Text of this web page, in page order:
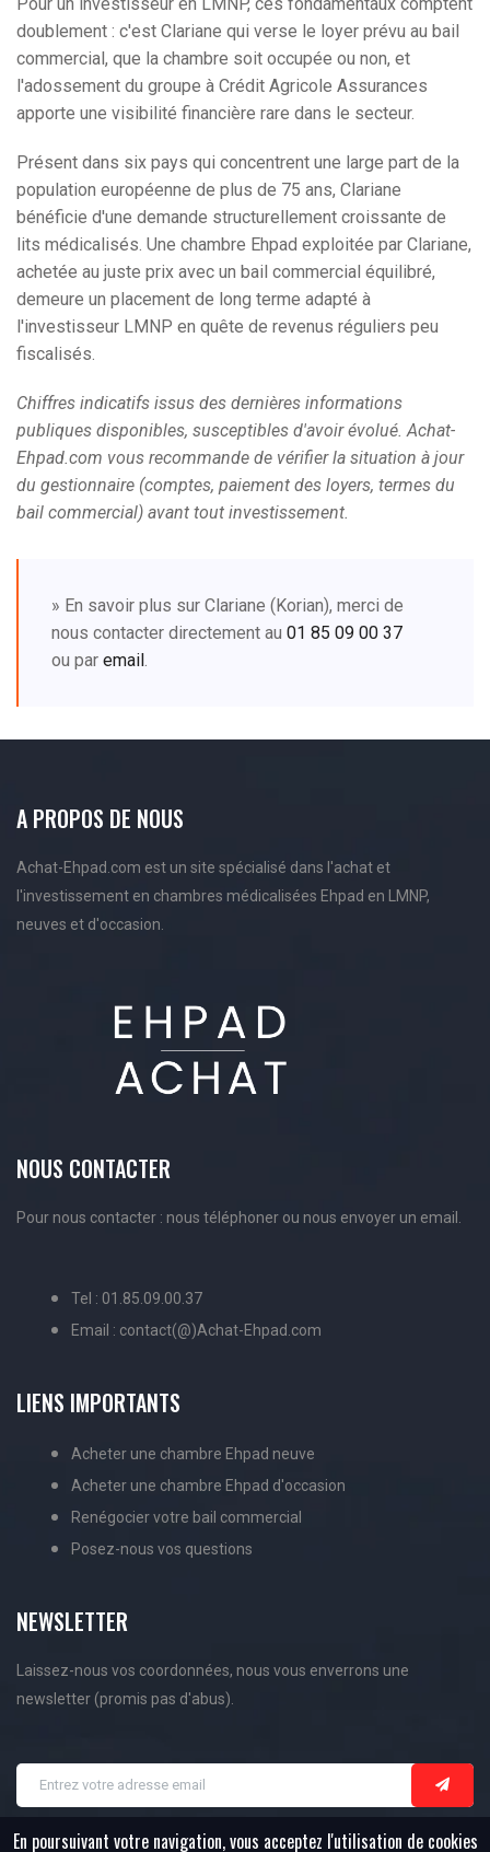
doublement : c'est Clariane qui verse le loyer prévu au bail
commercial, que la chambre soit occupée ou non, et
l'adossement du groupe à Crédit Agricole Assurances
apporte une visibilité financière rare dans le secteur.
Présent dans six pays qui concentrent une large part de la
population européenne de plus de 75 ans, Clariane
bénéficie d'une demande structurellement croissante de
lits médicalisés. Une chambre Ehpad exploitée par Clariane,
achetée au juste prix avec un bail commercial équilibré,
demeure un placement de long terme adapté à
l'investisseur LMNP en quête de revenus réguliers peu
fiscalisés.
Chiffres indicatifs issus des dernières informations
publiques disponibles, susceptibles d'avoir évolué. Achat-
Ehpad.com vous recommande de vérifier la situation à jour
du gestionnaire (comptes, paiement des loyers, termes du
bail commercial) avant tout investissement.
» En savoir plus sur Clariane (Korian), merci de
nous contacter directement au 01 85 09 00 37
ou par email .
A PROPOS DE NOUS
Achat-Ehpad.com est un site spécialisé dans l'achat et
l'investissement en chambres médicalisées Ehpad en LMNP,
neuves et d'occasion.
NOUS CONTACTER
Pour nous contacter : nous téléphoner ou nous envoyer un email.
Tel : 01.85.09.00.37
Email : contact(@)Achat-Ehpad.com
LIENS IMPORTANTS
Acheter une chambre Ehpad neuve
Acheter une chambre Ehpad d'occasion
Renégocier votre bail commercial
Posez-nous vos questions
NEWSLETTER
Laissez-nous vos coordonnées, nous vous enverrons une
newsletter (promis pas d'abus).
En poursuivant votre navigation, vous acceptez l'utilisation de cookies